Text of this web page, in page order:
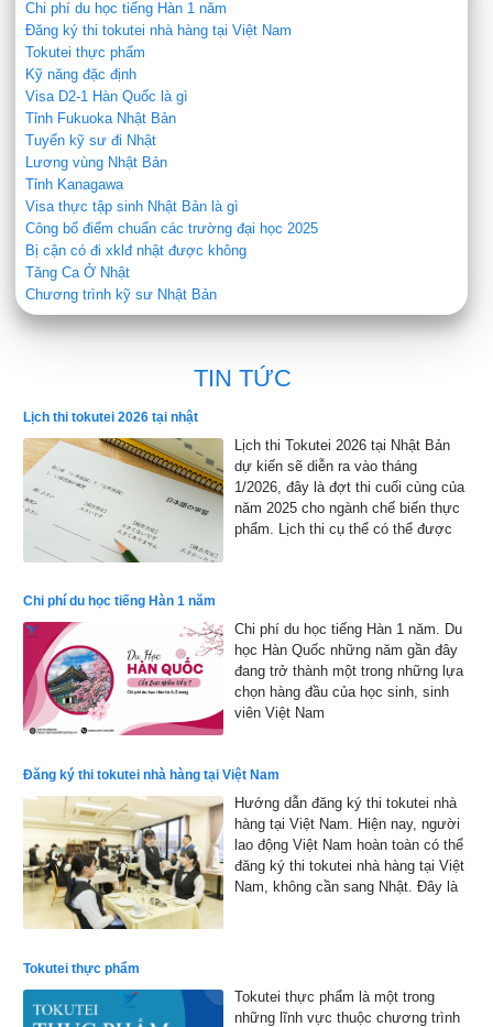
Chi phí du học tiếng Hàn 1 năm
Đăng ký thi tokutei nhà hàng tại Việt Nam
Tokutei thực phẩm
Kỹ năng đặc định
Visa D2-1 Hàn Quốc là gì
Tỉnh Fukuoka Nhật Bản
Tuyển kỹ sư đi Nhật
Lương vùng Nhật Bản
Tỉnh Kanagawa
Visa thực tập sinh Nhật Bản là gì
Công bố điểm chuẩn các trường đại học 2025
Bị cận có đi xklđ nhật được không
Tăng Ca Ở Nhật
Chương trình kỹ sư Nhật Bản
TIN TỨC
Lịch thi tokutei 2026 tại nhật
Lịch thi Tokutei 2026 tại Nhật Bản
dự kiến sẽ diễn ra vào tháng
1/2026, đây là đợt thi cuối cùng của
năm 2025 cho ngành chế biến thực
phẩm. Lịch thi cụ thể có thể được
2026
Chi phí du học tiếng Hàn 1 năm
Chi phí du học tiếng Hàn 1 năm. Du
học Hàn Quốc những năm gần đây
đang trở thành một trong những lựa
chọn hàng đầu của học sinh, sinh
viên Việt Nam
Đăng ký thi tokutei nhà hàng tại Việt Nam
Hướng dẫn đăng ký thi tokutei nhà
hàng tại Việt Nam. Hiện nay, người
lao động Việt Nam hoàn toàn có thể
đăng ký thi tokutei nhà hàng tại Việt
Nam, không cần sang Nhật. Đây là
Tokutei thực phẩm
Tokutei thực phẩm là một trong
những lĩnh vực thuộc chương trình